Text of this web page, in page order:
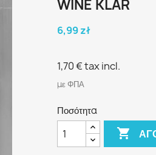
WINE KLAR
6,99 zł
1,70 €tax incl.
με ΦΠΑ
Ποσότητα
